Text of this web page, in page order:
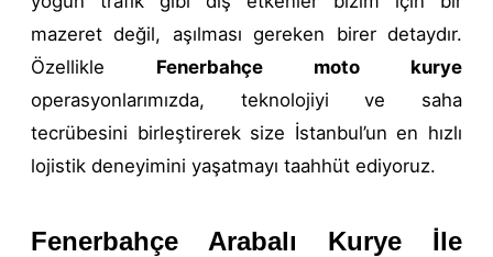
mazeret değil, aşılması gereken birer detaydır.
Özellikle Fenerbahçe moto kurye
operasyonlarımızda, teknolojiyi ve saha
tecrübesini birleştirerek size İstanbul’un en hızlı
lojistik deneyimini yaşatmayı taahhüt ediyoruz.
Fenerbahçe Arabalı Kurye İle